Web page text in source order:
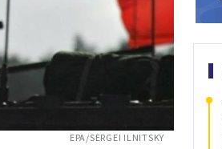
EPA/SERGEI ILNITSKY